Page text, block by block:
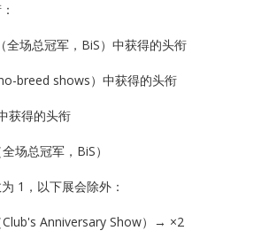
全场总冠军，BiS）中获得的头衔
breed shows）中获得的头衔
获得的头衔
场总冠军，BiS）
1，以下展会除外：
Club's Anniversary Show）→ ×2